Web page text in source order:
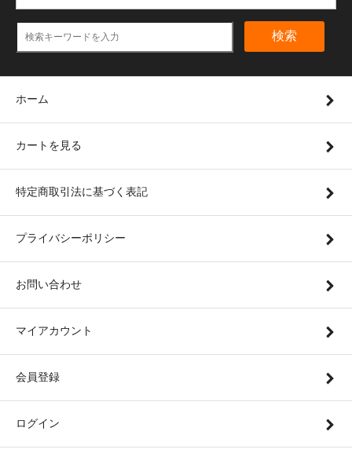
検索
ホーム
カートを見る
特定商取引法に基づく表記
プライバシーポリシー
お問い合わせ
マイアカウント
会員登録
ログイン